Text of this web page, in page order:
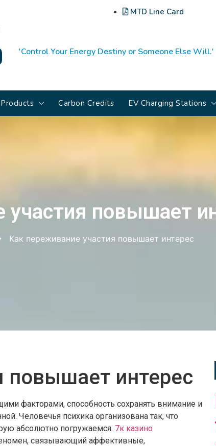
MTD Line Card
'Control Your Energy Destiny or Someone Else Will.'
Carbon Credits EV Charging Stations
участия повышает
Как переживание участия повышает интерес
повышает интерес
факторами, способность сохранять внимание и
Человечья психика организована так, что
абсолютно погружаемся. 7к казино
связывающий аффективные,